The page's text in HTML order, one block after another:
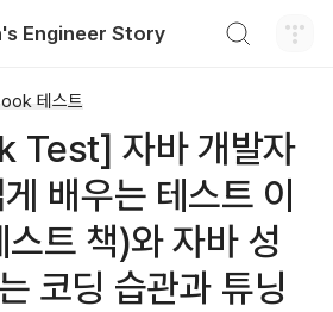
Engineer Story
테스트
Test] 자바 개발자
배우는 테스트 이
트 책)와 자바 성
코딩 습관과 튜닝